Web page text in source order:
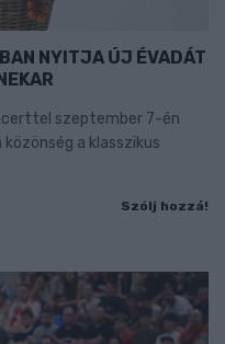
NYITJA ÚJ ÉVADÁT
szeptember 7-én
a klasszikus
Szólj hozzá!